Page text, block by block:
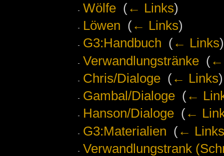
Wölfe‎ (← Links)
Löwen (← Links)
G3:Handbuch (← Links)
Verwandlungstränke‎ (←
Chris/Dialoge‎ (← Links)
Gambal/Dialoge‎ (←
Hanson/Dialoge‎ (←
G3:Materialien (← Links
Verwandlungstrank